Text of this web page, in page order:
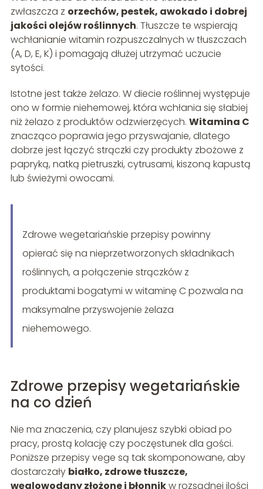
zwłaszcza z orzechów, pestek, awokado i dobrej
jakości olejów roślinnych. Tłuszcze te wspierają
wchłanianie witamin rozpuszczalnych w tłuszczach
(A, D, E, K) i pomagają dłużej utrzymać uczucie
sytości.
Istotne jest także żelazo. W diecie roślinnej występuje
ono w formie niehemowej, która wchłania się słabiej
niż żelazo z produktów odzwierzęcych. Witamina C
znacząco poprawia jego przyswajanie, dlatego
dobrze jest łączyć strączki czy produkty zbożowe z
papryką, natką pietruszki, cytrusami, kiszoną kapustą
lub świeżymi owocami.
Zdrowe wegetariańskie przepisy powinny
opierać się na nieprzetworzonych składnikach
roślinnych, a połączenie strączków z
produktami bogatymi w witaminę C pozwala na
maksymalne przyswojenie żelaza
niehemowego.
Zdrowe przepisy wegetariańskie
na co dzień
Nie ma znaczenia, czy planujesz szybki obiad po
pracy, prostą kolację czy poczęstunek dla gości.
Poniższe przepisy vege są tak skomponowane, aby
dostarczały białko, zdrowe tłuszcze,
węglowodany złożone i błonnikw rozsądnej ilości